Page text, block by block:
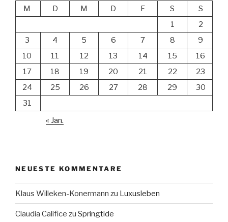
M
D M D F S
S
1
2
3
4 5 6 7 8
9
10
11 12 13 14 15
16
17
18 19 20 21 22
23
24
25 26 27 28 29
30
31
« Jan.
NEUESTE KOMMENTARE
Klaus Willeken-Konermann zu Luxusleben
Claudia Califice zu Springtide